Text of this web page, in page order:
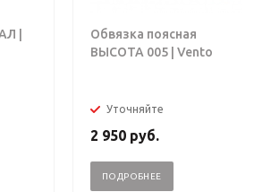
|
Обвязка поясная
ВЫСОТА 005 | Vento
Уточняйте
2 950 руб.
ПОДРОБНЕЕ